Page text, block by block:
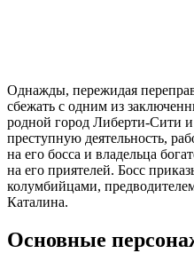
Однажды, пережидая
сбежать с одним из
родной город Либерти-Сити
преступную деятельность,
на его босса и владельца
на его приятелей. Босс
колумбийцами,
Каталина.
Основные